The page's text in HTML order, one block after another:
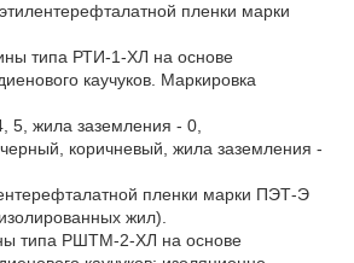
пленки марки
типа РТИ-1-ХЛ на основе
каучуков. Маркировка
5, жила заземления - 0,
черный, коричневый, жила заземления -
пленки марки ПЭТ-Э
жил).
типа РШТМ-2-ХЛ на основе